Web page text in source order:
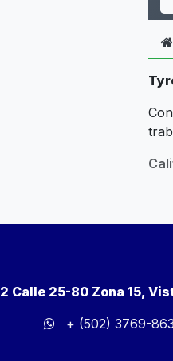
2 Calle 25-80 Zona 15,
+ (502) 3769-